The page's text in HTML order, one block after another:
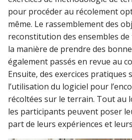
pour procéder au récolement
même. Le rassemblement des
reconstitution des ensembles
la manière de prendre des
également passés en revue au
Ensuite, des exercices pratiques
l’utilisation du logiciel pour
récoltées sur le terrain. Tout au
les participants peuvent poser
part de leurs expériences et